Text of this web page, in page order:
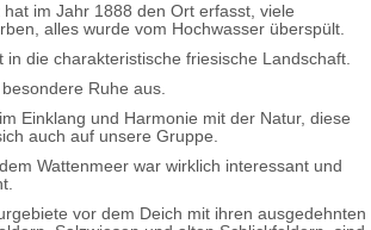
im Jahr 1888 den Ort erfasst, viele
alles wurde vom Hochwasser überspült.
in die charakteristische friesische Landschaft.
Ruhe aus.
Einklang und Harmonie mit der Natur, diese
auch auf unsere Gruppe.
Wattenmeer war wirklich interessant und
vor dem Deich mit ihren ausgedehnten